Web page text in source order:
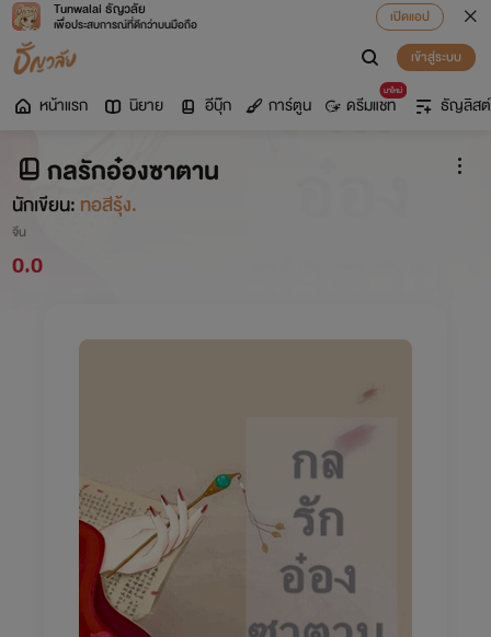
Tunwalai ธัญวลัย
เพื่อประสบการณ์ที่ดีกว่าบนมือถือ
เปิดแอป
เข้าสู่ระบบ
หน้าแรก นิยาย อีบุ๊ก การ์ตูน
มาใหม่
ดรีมแชท ธัญลิสต์
กลรักอ๋องซาตาน
นักเขียน: ทอสีรุ้ง.
จีน
0.0